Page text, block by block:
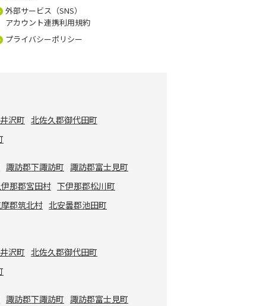
外部サービス（SNS）
アカウント連携利用規約
プライバシーポリシー
沢町 北佐久郡御代田町
諏訪郡下諏訪町 諏訪郡富士見町
那郡宮田村 下伊那郡松川町
郡筑北村 北安曇郡池田町
沢町 北佐久郡御代田町
諏訪郡下諏訪町 諏訪郡富士見町